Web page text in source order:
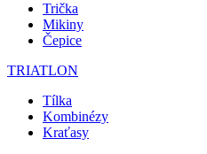
Trička
Mikiny
Čepice
TRIATLON
Tílka
Kombinézy
Kraťasy